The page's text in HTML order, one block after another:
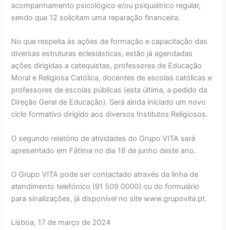
acompanhamento psicológico e/ou psiquiátrico regular,
sendo que 12 solicitam uma reparação financeira.
No que respeita às ações de formação e capacitação das
diversas estruturas eclesiásticas, estão já agendadas
ações dirigidas a catequistas, professores de Educação
Moral e Religiosa Católica, docentes de escolas católicas e
professores de escolas públicas (esta última, a pedido da
Direção Geral de Educação). Será ainda iniciado um novo
ciclo formativo dirigido aos diversos Institutos Religiosos.
O segundo relatório de atividades do Grupo VITA será
apresentado em Fátima no dia 18 de junho deste ano.
O Grupo VITA pode ser contactado através da linha de
atendimento telefónico (91 509 0000) ou do formulário
para sinalizações, já disponível no site www.grupovita.pt.
Lisboa, 17 de março de 2024